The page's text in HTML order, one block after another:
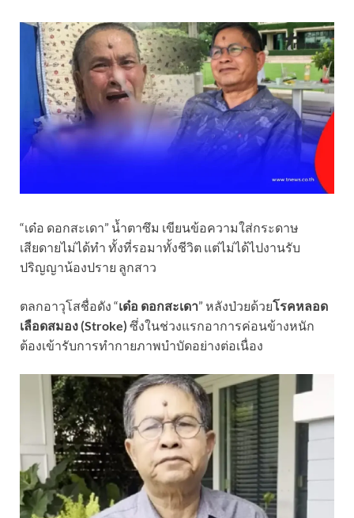
“เด๋อ ดอกสะเดา” น้ำตาซึม เขียนข้อความใส่กระดาษ
เสียดายไม่ได้ทำ ทั้งที่รอมาทั้งชีวิต แต่ไม่ได้ไปงานรับ
ปริญญาน้องปราย ลูกสาว
ตลกอาวุโสชื่อดัง “เด๋อ ดอกสะเดา” หลังป่วยด้วยโรคหลอด
เลือดสมอง (Stroke) ซึ่งในช่วงแรกอาการค่อนข้างหนัก
ต้องเข้ารับการทำกายภาพบำบัดอย่างต่อเนื่อง